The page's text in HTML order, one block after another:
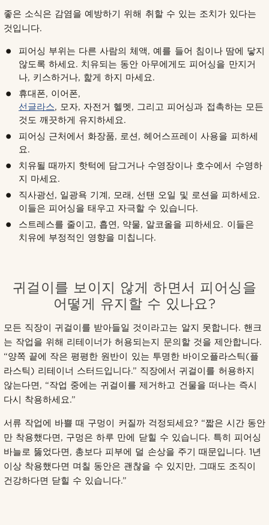
좋은 소식은 감염을 예방하기 위해 취할 수 있는 조치가 있다는
것입니다.
피어싱 부위는 다른 사람의 체액, 예를 들어 침이나 땀에 닿지
않도록 하세요. 치유되는 동안 아무에게도 피어싱을 만지거
나, 키스하거나, 핥게 하지 마세요.
휴대폰, 이어폰,
선글라스, 모자, 자전거 헬멧, 그리고 피어싱과 접촉하는 모든
것도 깨끗하게 유지하세요.
피어싱 근처에서 화장품, 로션, 헤어스프레이 사용을 피하세
요.
치유될 때까지 핫턱에 담그거나 수영장이나 호수에서 수영하
지 마세요.
직사광선, 일광욕 기계, 모래, 선탠 오일 및 로션을 피하세요.
이들은 피어싱을 태우고 자극할 수 있습니다.
스트레스를 줄이고, 흡연, 약물, 알코올을 피하세요. 이들은
치유에 부정적인 영향을 미칩니다.
귀걸이를 보이지 않게 하면서 피어싱을
어떻게 유지할 수 있나요?
모든 직장이 귀걸이를 받아들일 것이라고는 알지 못합니다. 핸크
는 작업을 위해 리테이너가 허용되는지 문의할 것을 제안합니다.
“양쪽 끝에 작은 평평한 원반이 있는 투명한 바이오플라스틱(플
라스틱) 리테이너 스터드입니다.” 직장에서 귀걸이를 허용하지
않는다면, “작업 중에는 귀걸이를 제거하고 건물을 떠나는 즉시
다시 착용하세요.”
서류 작업에 바쁠 때 구멍이 커질까 걱정되세요? “짧은 시간 동안
만 착용했다면, 구멍은 하루 만에 닫힐 수 있습니다. 특히 피어싱
바늘로 뚫었다면, 총보다 피부에 덜 손상을 주기 때문입니다. 1년
이상 착용했다면 며칠 동안은 괜찮을 수 있지만, 그때도 조직이
건강하다면 닫힐 수 있습니다.”